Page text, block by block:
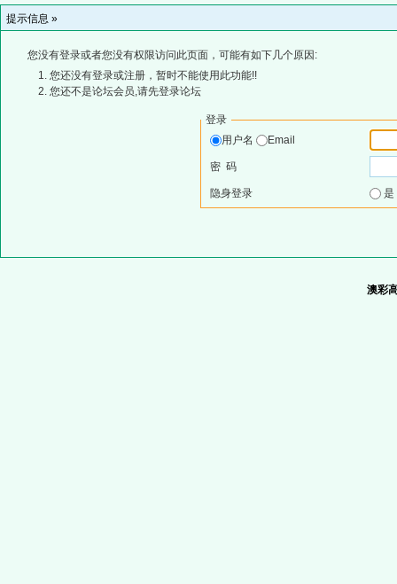
提示信息 »
您没有登录或者您没有权限访问此页面，可能有如下几个原因:
您还没有登录或注册，暂时不能使用此功能!!
您还不是论坛会员,请先登录论坛
登录
用户名
Email
密 码
隐身登录
澳彩